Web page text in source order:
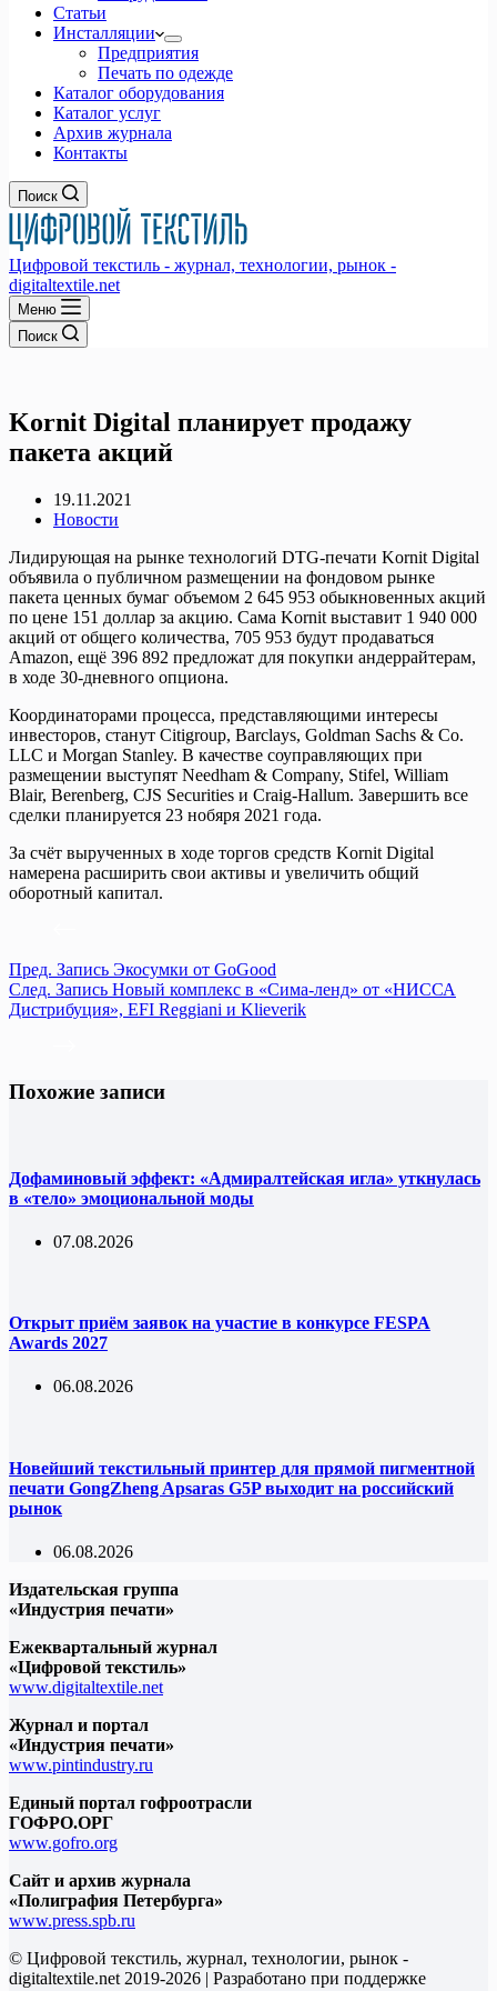
Статьи
Инсталляции
Предприятия
Печать по одежде
Каталог оборудования
Каталог услуг
Архив журнала
Контакты
Поиск
Цифровой текстиль - журнал, технологии, рынок -
digitaltextile.net
Меню
Поиск
Kornit Digital планирует продажу
пакета акций
19.11.2021
Новости
Лидирующая на рынке технологий DTG-печати Kornit Digital
объявила о публичном размещении на фондовом рынке
пакета ценных бумаг объемом 2 645 953 обыкновенных акций
по цене 151 доллар за акцию. Сама Kornit выставит 1 940 000
акций от общего количества, 705 953 будут продаваться
Amazon, ещё 396 892 предложат для покупки андеррайтерам,
в ходе 30-дневного опциона.
Координаторами процесса, представляющими интересы
инвесторов, станут Citigroup, Barclays, Goldman Sachs & Co.
LLC и Morgan Stanley. В качестве соуправляющих при
размещении выступят Needham & Company, Stifel, William
Blair, Berenberg, CJS Securities и Craig-Hallum. Завершить все
сделки планируется 23 нобяря 2021 года.
За счёт вырученных в ходе торгов средств Kornit Digital
намерена расширить свои активы и увеличить общий
оборотный капитал.
Пред. Запись Экосумки от GoGood
След. Запись Новый комплекс в «Сима-ленд» от «НИССА
Дистрибуция», EFI Reggiani и Klieverik
Похожие записи
Дофаминовый эффект: «Адмиралтейская игла» уткнулась
в «тело» эмоциональной моды
07.08.2026
Открыт приём заявок на участие в конкурсе FESPA
Awards 2027
06.08.2026
Новейший текстильный принтер для прямой пигментной
печати GongZheng Apsaras G5P выходит на российский
рынок
06.08.2026
Издательская группа
«Индустрия печати»
Ежеквартальный журнал
«Цифровой текстиль»
www.digitaltextile.net
Журнал и портал
«Индустрия печати»
www.pintindustry.ru
Единый портал гофроотрасли
ГОФРО.ОРГ
www.gofro.org
Сайт и архив журнала
«Полиграфия Петербурга»
www.press.spb.ru
© Цифровой текстиль, журнал, технологии, рынок -
digitaltextile.net 2019-2026 | Разработано при поддержке